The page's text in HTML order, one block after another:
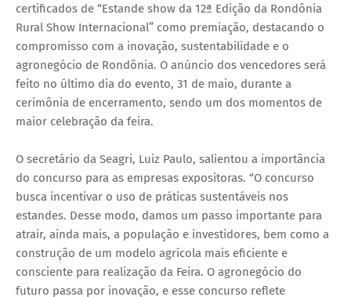
certificados de “Estande show da 12ª Edição da Rondônia
Rural Show Internacional” como premiação, destacando o
compromisso com a inovação, sustentabilidade e o
agronegócio de Rondônia. O anúncio dos vencedores será
feito no último dia do evento, 31 de maio, durante a
cerimônia de encerramento, sendo um dos momentos de
maior celebração da feira.
O secretário da Seagri, Luiz Paulo, salientou a importância
do concurso para as empresas expositoras. “O concurso
busca incentivar o uso de práticas sustentáveis nos
estandes. Desse modo, damos um passo importante para
atrair, ainda mais, a população e investidores, bem como a
construção de um modelo agrícola mais eficiente e
consciente para realização da Feira. O agronegócio do
futuro passa por inovação, e esse concurso reflete